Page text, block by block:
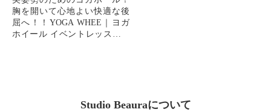
胸を開いて心地よい快適な後
屈へ！！YOGA WHEE｜ヨガ
ホイール イベントレッスン開
Studio Beauraについて